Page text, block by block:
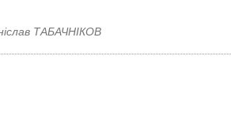
ТАБАЧНІКОВ